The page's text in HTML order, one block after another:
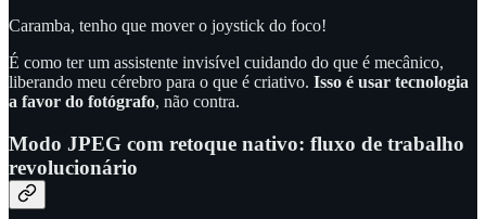
Caramba, tenho que mover o joystick do foco!
É como ter um assistente invisível cuidando do que é mecânico,
liberando meu cérebro para o que é criativo. Isso é usar tecnologia
a favor do fotógrafo, não contra.
Modo JPEG com retoque nativo: fluxo de trabalho
revolucionário